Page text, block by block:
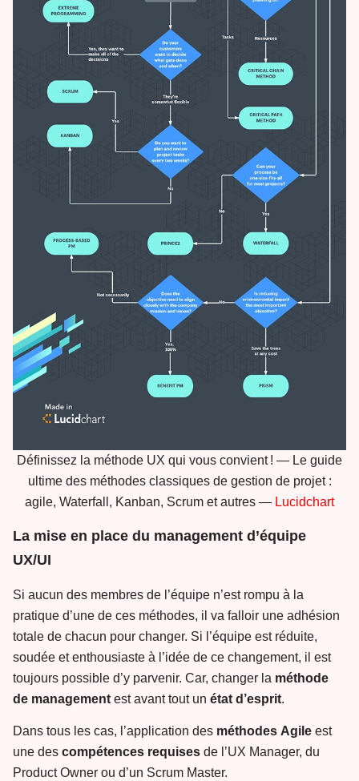
Définissez la méthode UX qui vous convient ! — Le guide
ultime des méthodes classiques de gestion de projet :
agile, Waterfall, Kanban, Scrum et autres — Lucidchart
La mise en place du management d’équipe
UX/UI
Si aucun des membres de l’équipe n’est rompu à la
pratique d’une de ces méthodes, il va falloir une adhésion
totale de chacun pour changer. Si l’équipe est réduite,
soudée et enthousiaste à l’idée de ce changement, il est
toujours possible d’y parvenir. Car, changer la méthode
de management est avant tout un état d’esprit.
Dans tous les cas, l’application des méthodes Agile est
une des compétences requises de l’UX Manager, du
Product Owner ou d’un Scrum Master.